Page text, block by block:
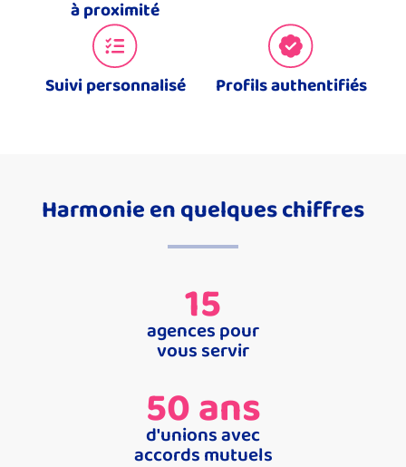
à proximité
Suivi personnalisé Profils authentifiés
Harmonie en quelques chiffres
agences pour
vous servir
15
d'unions avec
accords mutuels
50 ans